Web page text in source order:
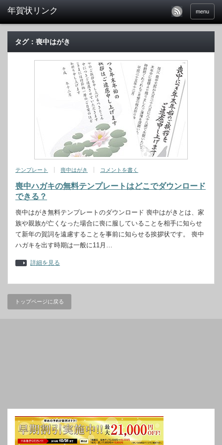
menu
タグ：喪中はがき
テンプレート 喪中はがき コメントを書く
喪中ハガキの無料テンプレートはどこでダウンロード
できる？
喪中はがき無料テンプレートのダウンロード 喪中はがきとは、家
族や親族が亡くなった場合に喪に服していることを相手に知らせ
て新年の賀詞を遠慮することを事前に知らせる挨拶状です。 喪中
ハガキを出す時期は一般に11月…
詳細を見る
トップページに戻る